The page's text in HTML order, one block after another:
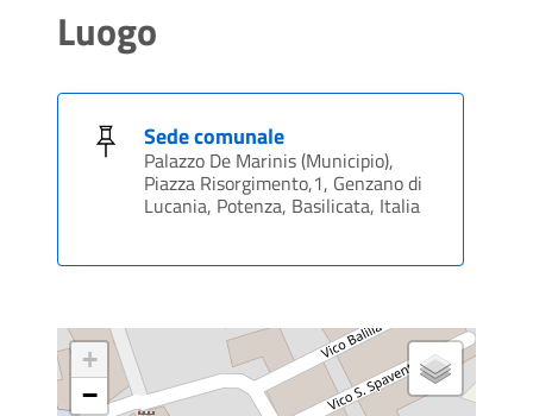
Luogo
Sede comunale
Palazzo De Marinis (Municipio),
Piazza Risorgimento,1, Genzano di
Lucania, Potenza, Basilicata, Italia
+
−